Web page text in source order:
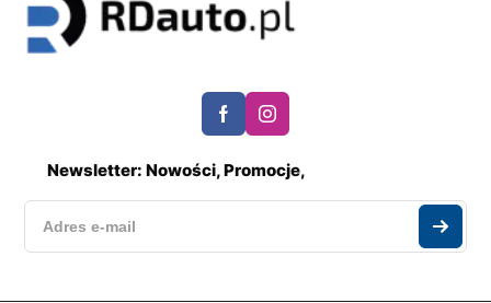
Newsletter: Nowości, Promocje,